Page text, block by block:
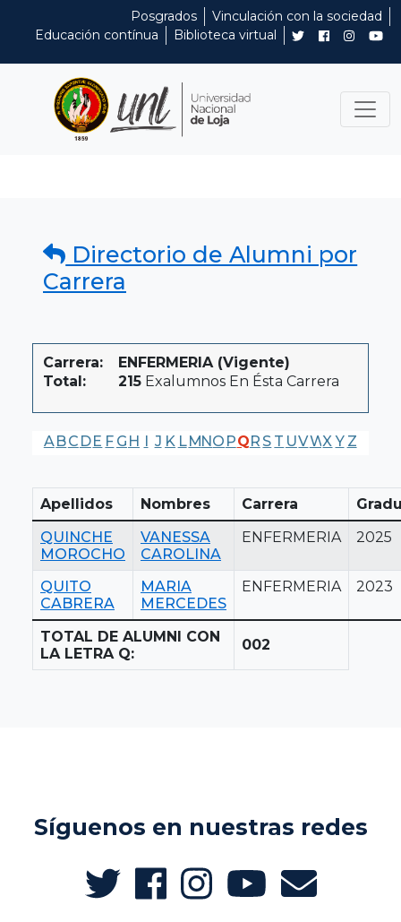
Posgrados
Vinculación con la sociedad
Educación contínua
Biblioteca virtual
Directorio de Alumni por
Carrera
Carrera:
ENFERMERIA (Vigente)
Total:
215 Exalumnos En Ésta Carrera
A BC DE F G H I J K LMNO PQR S T UVWX Y Z
Apellidos Nombres Carrera
QUINCHE
MOROCHO
VANESSA
CAROLINA
ENFERMERIA 2025
QUITO
CABRERA
MARIA
MERCEDES
ENFERMERIA 2023
TOTAL DE ALUMNI CON
LA LETRA Q:
002
Síguenos en nuestras redes